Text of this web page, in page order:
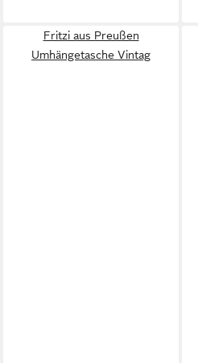
Fritzi aus Preußen
Umhängetasche Vintag